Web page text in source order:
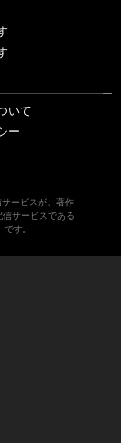
いて
ー
ービスが、著作
サービスである
す。